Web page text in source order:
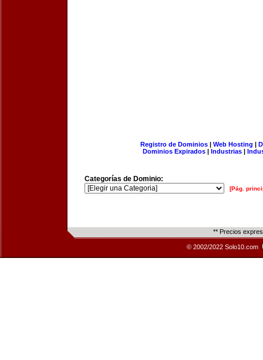
Registro de Dominios| Web Hosting |
Dominios Expirados | Industrias |
Categorías de Dominio:
[Pág.
** Precios
© 2002/2022 Solo10.com